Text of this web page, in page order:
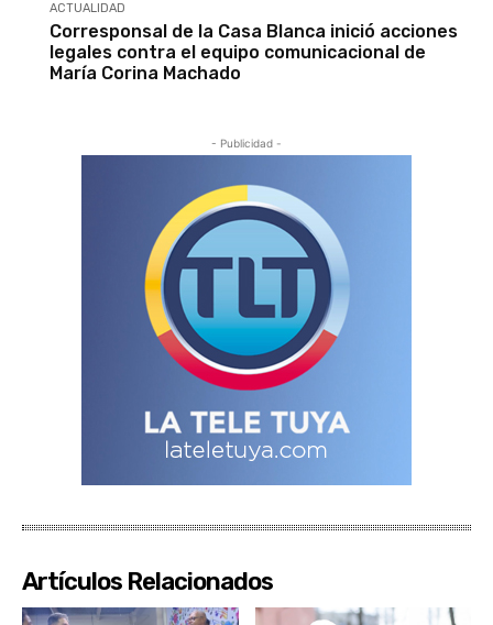
ACTUALIDAD
Corresponsal de la Casa Blanca inició acciones
legales contra el equipo comunicacional de
María Corina Machado
- Publicidad -
Artículos Relacionados